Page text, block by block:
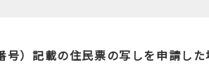
）記載の住民票の写しを申請した